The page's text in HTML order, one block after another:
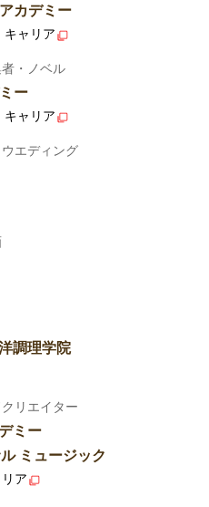
カデミー
キャリア
・ノベル
ー
キャリア
エディング
調理学院
リエイター
ミー
ミュージック
ア